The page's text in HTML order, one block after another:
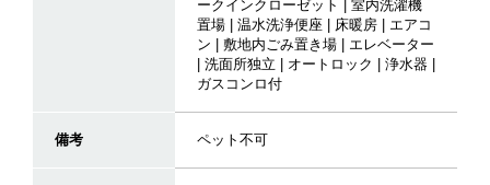
ークインクローゼット | 室内洗濯機
置場 | 温水洗浄便座 | 床暖房 | エアコ
ン | 敷地内ごみ置き場 | エレベーター
| 洗面所独立 | オートロック | 浄水器 |
ガスコンロ付
備考 ペット不可